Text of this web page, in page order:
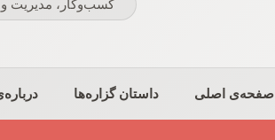
کسب‌وکار، مدیریت و
صفحه‌ی اصلی داستان گزاره‌ها